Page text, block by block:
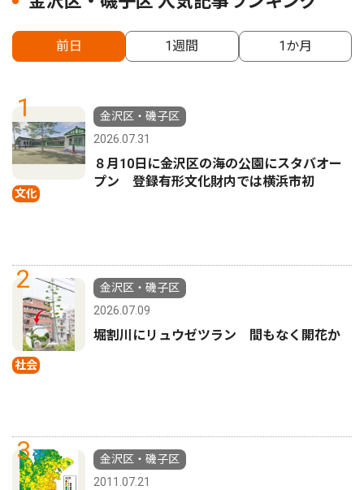
前日 1週間 1か月
1
文化
金沢区・磯子区
2026.07.31
８月10日に金沢区の海の公園にスタバオー
プン 登録有形文化財内では横浜市初
2
社会
金沢区・磯子区
2026.07.09
堀割川にリュウゼツラン 間もなく開花か
3
金沢区・磯子区
2011.07.21